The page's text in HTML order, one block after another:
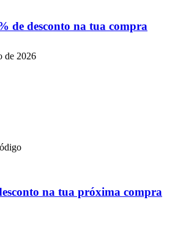
de desconto na tua compra
de 2026
na tua próxima compra